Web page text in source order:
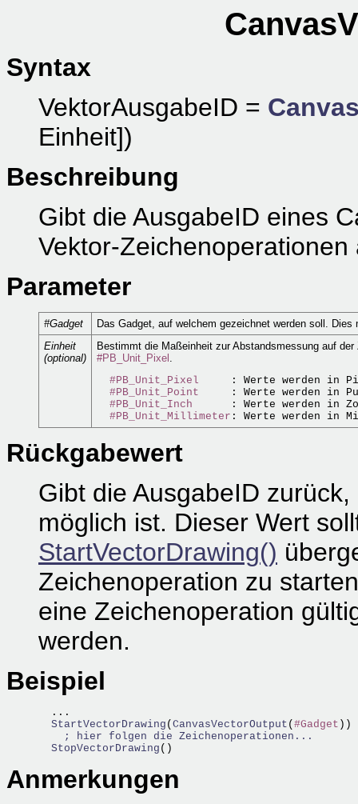
Syntax
VektorAusgabeID =
Einheit])
Beschreibung
Gibt die AusgabeID eines
Vektor-Zeichenoperationen
Parameter
#Gadget
Das Gadget, auf welchem gezeichnet werden soll.
Einheit
(optional)
Bestimmt die Maßeinheit zur Abstandsmessung auf
#PB_Unit_Pixel .
#PB_Unit_Pixel
: Werte werden in
#PB_Unit_Point
: Werte werden in
#PB_Unit_Inch
: Werte werden in
#PB_Unit_Millimeter
Rückgabewert
Gibt die AusgabeID
möglich ist. Dieser Wert
StartVectorDrawing()
Zeichenoperation zu
eine Zeichenoperation
werden.
Beispiel
  StartVectorDrawing
( CanvasVectorOutput ( #Gadget ))
; hier folgen die Zeichenoperationen...
  StopVectorDrawing
Anmerkungen